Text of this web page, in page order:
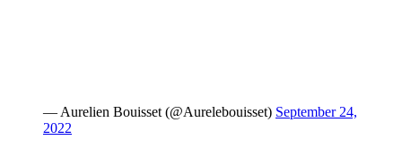
— Aurelien Bouisset (@Aurelebouisset) September 24,
2022